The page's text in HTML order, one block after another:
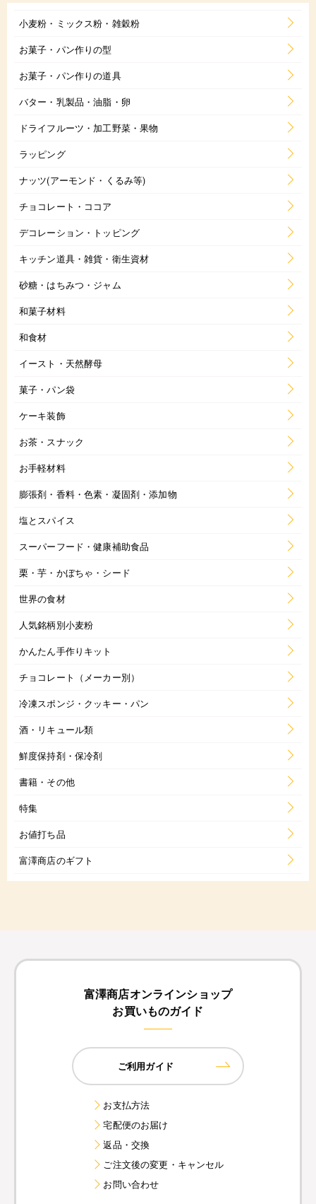
小麦粉・ミックス粉・雑穀粉
お菓子・パン作りの型
お菓子・パン作りの道具
バター・乳製品・油脂・卵
ドライフルーツ・加工野菜・果物
ラッピング
ナッツ(アーモンド・くるみ等)
チョコレート・ココア
デコレーション・トッピング
キッチン道具・雑貨・衛生資材
砂糖・はちみつ・ジャム
和菓子材料
和食材
イースト・天然酵母
菓子・パン袋
ケーキ装飾
お茶・スナック
お手軽材料
膨張剤・香料・色素・凝固剤・添加物
塩とスパイス
スーパーフード・健康補助食品
栗・芋・かぼちゃ・シード
世界の食材
人気銘柄別小麦粉
かんたん手作りキット
チョコレート（メーカー別）
冷凍スポンジ・クッキー・パン
酒・リキュール類
鮮度保持剤・保冷剤
書籍・その他
特集
お値打ち品
富澤商店のギフト
富澤商店オンラインショップ
お買いものガイド
ご利用ガイド
お支払方法
宅配便のお届け
返品・交換
ご注文後の変更・キャンセル
お問い合わせ